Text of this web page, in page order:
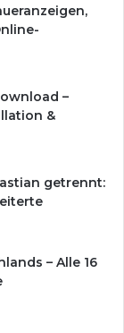
–
&
getrennt:
– Alle 16